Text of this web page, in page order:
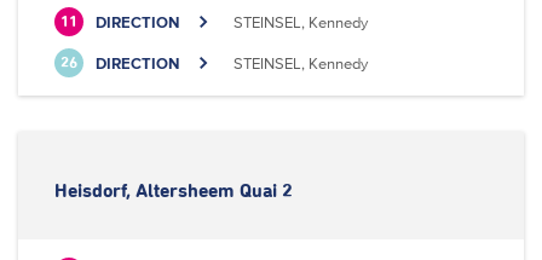
11 DIRECTION STEINSEL, Kennedy
26 DIRECTION STEINSEL, Kennedy
Heisdorf, Altersheem Quai 2